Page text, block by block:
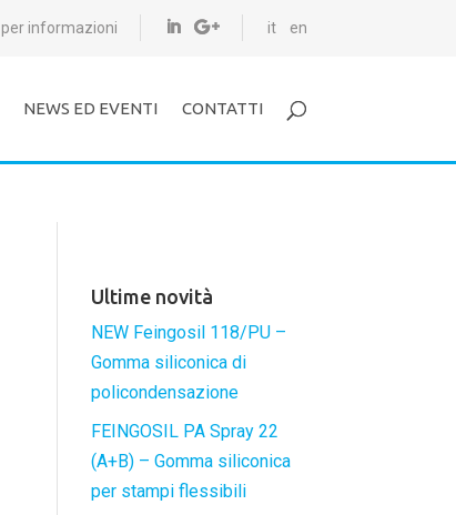
informazioni it en
NEWS ED EVENTI CONTATTI
Ultime novità
NEW Feingosil 118/PU –
Gomma siliconica di
policondensazione
FEINGOSIL PA Spray 22
(A+B) – Gomma siliconica
per stampi flessibili